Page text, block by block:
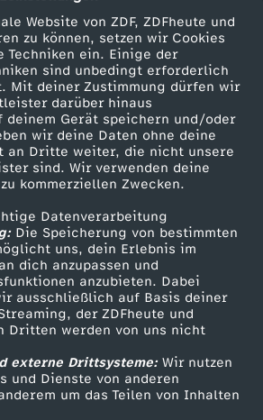
Website von ZDF, ZDFheute und
zu können, setzen wir Cookies
Techniken ein. Einige der
sind unbedingt erforderlich
Mit deiner Zustimmung dürfen wir
darüber hinaus
deinem Gerät speichern und/oder
wir deine Daten ohne deine
an Dritte weiter, die nicht unsere
sind. Wir verwenden deine
kommerziellen Zwecken.
Datenverarbeitung
Die Speicherung von bestimmten
uns, dein Erlebnis im
dich anzupassen und
anzubieten. Dabei
ausschließlich auf Basis deiner
der ZDFheute und
Dritten werden von uns nicht
externe Drittsysteme:Wir nutzen
und Dienste von anderen
um das Teilen von Inhalten
a
k
-
U
p
C
l
u
b
c
o
m
2
u
e
W
u
n
d
e
r
w
i
r
d
s
k
e
i
Service
ZDFmitreden
Kontakt zum ZDF
Tickets
Zuschauerservice
Hilfe